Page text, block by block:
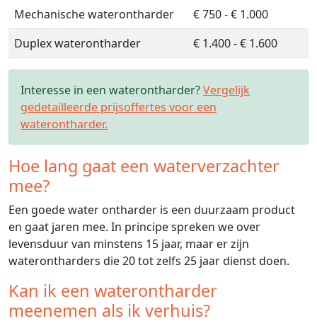
Mechanische waterontharder
€ 750 - € 1.000
Duplex waterontharder
€ 1.400 - € 1.600
Interesse in een waterontharder?Vergelijk
gedetailleerde prijsoffertes voor een
waterontharder.
Hoe lang gaat een waterverzachter
mee?
Een goede water ontharder is een duurzaam product
en gaat jaren mee. In principe spreken we over
levensduur van minstens 15 jaar, maar er zijn
waterontharders die 20 tot zelfs 25 jaar dienst doen.
Kan ik een waterontharder
meenemen als ik verhuis?